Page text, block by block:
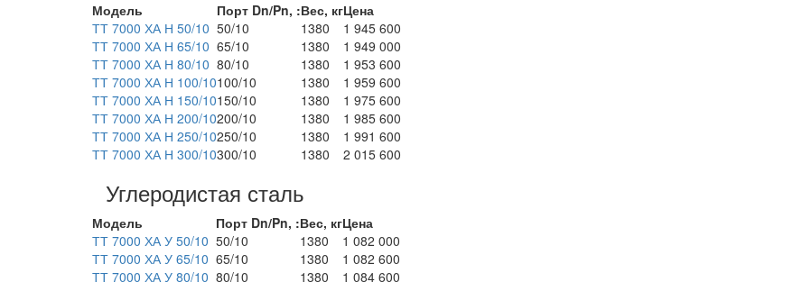
Модель Порт Dn/Pn, :Вес, кгЦена
ТТ 7000 ХА Н 50/10 50/10 1380
1 945 600
ТТ 7000 ХА Н 65/10 65/10 1380
1 949 000
ТТ 7000 ХА Н 80/10 80/10 1380
1 953 600
ТТ 7000 ХА Н 100/10100/10 1380
1 959 600
ТТ 7000 ХА Н 150/10150/10 1380
1 975 600
ТТ 7000 ХА Н 200/10200/10 1380
1 985 600
ТТ 7000 ХА Н 250/10250/10 1380
1 991 600
ТТ 7000 ХА Н 300/10300/10 1380 2 015 600
Углеродистая сталь
Модель Порт Dn/Pn, :Вес, кгЦена
ТТ 7000 ХА У 50/10 50/10 1380
1 082 000
ТТ 7000 ХА У 65/10 65/10 1380
1 082 600
ТТ 7000 ХА У 80/10 80/10 1380
1 084 600